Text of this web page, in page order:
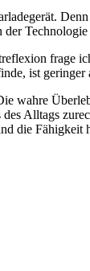
frage
ist geringer
wahre
Alltags
die